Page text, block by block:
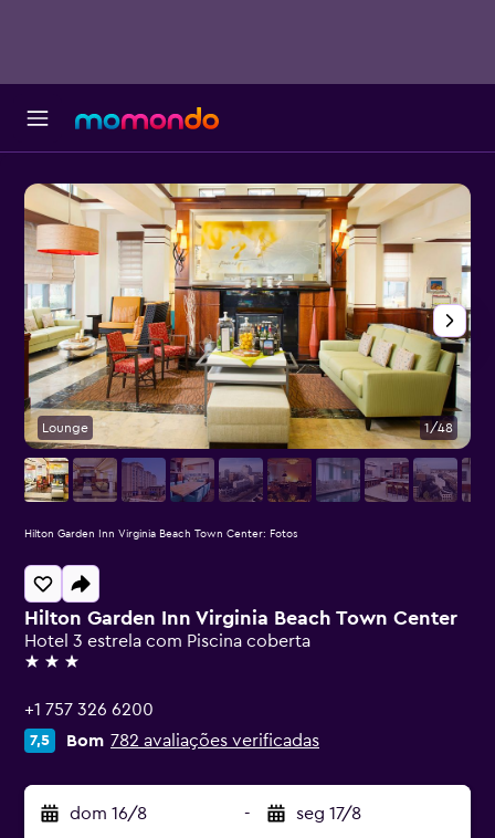
Hilton Garden Inn Virginia Beach Town Center
Hotel 3 estrela com Piscina coberta
3 estrelas
+1 757 326 6200
7,5 Bom 782 avaliações verificadas
dom 16/8 - seg 17/8
Lounge 1/48
Hilton Garden Inn Virginia Beach Town Center: Fotos